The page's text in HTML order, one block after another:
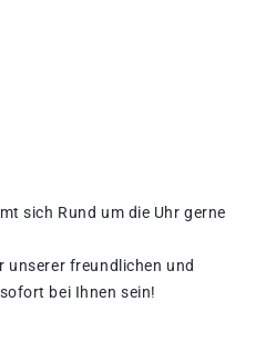
sich Rund um die Uhr gerne
unserer freundlichen und
bei Ihnen sein!